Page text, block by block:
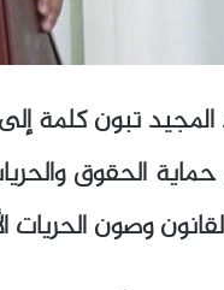
تبون كلمة
الحقوق
وصون الحريات